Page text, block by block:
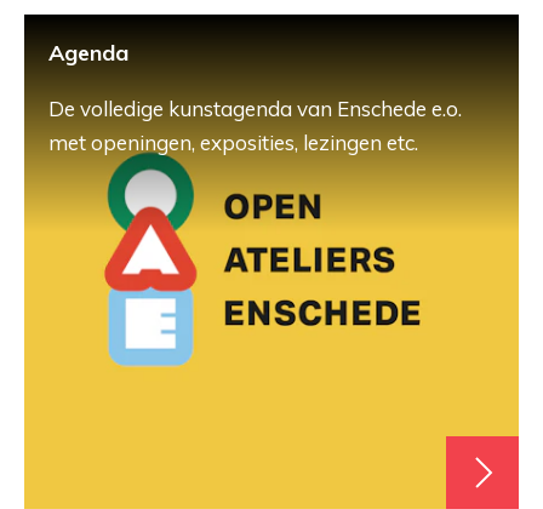
Agenda
De volledige kunstagenda van Enschede e.o.
met openingen, exposities, lezingen etc.